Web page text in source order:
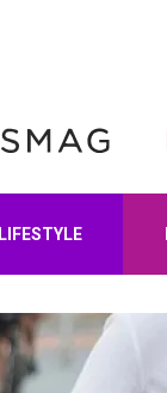
LIFESTYLE